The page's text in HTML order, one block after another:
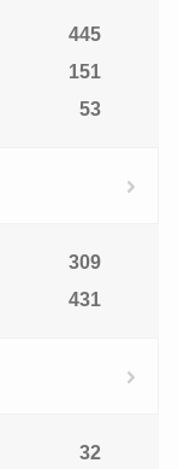
445
151
53
309
431
32